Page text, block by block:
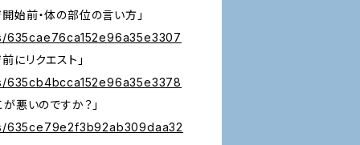
始前・体の部位の言い方」
にリクエスト」
悪いのですか？」
635ce79e2f3b92ab309daa32